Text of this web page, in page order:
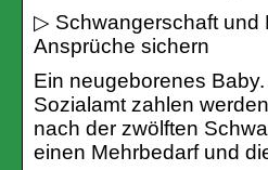
▷ Schwangerschaft und
Ansprüche sichern
Ein neugeborenes
Sozialamt zahlen
nach der zwölften
einen Mehrbedarf und